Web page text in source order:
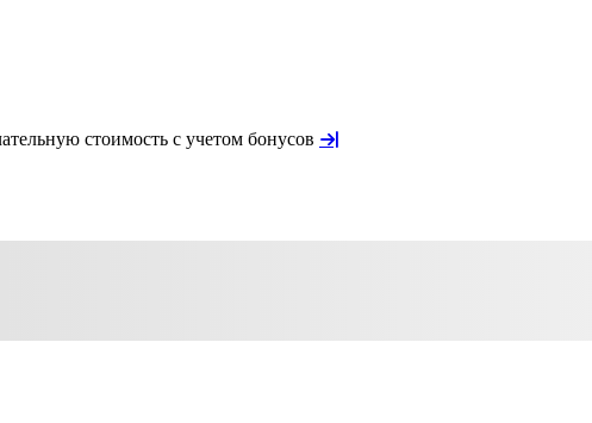
стоимость с учетом бонусов